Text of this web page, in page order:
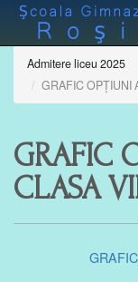
Admitere liceu 2025
GRAFIC OPȚIUNI
GRAFIC
CLASA